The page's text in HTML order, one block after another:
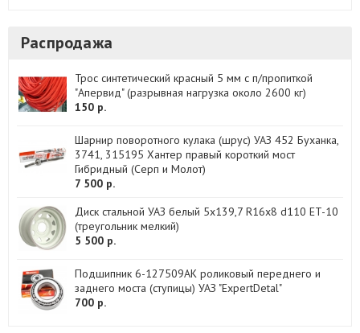
Распродажа
Трос синтетический красный 5 мм с п/пропиткой
"Апервид" (разрывная нагрузка около 2600 кг)
150 р.
Шарнир поворотного кулака (шрус) УАЗ 452 Буханка,
3741, 315195 Хантер правый короткий мост
Гибридный (Серп и Молот)
7 500 р.
Диск стальной УАЗ белый 5x139,7 R16x8 d110 ET-10
(треугольник мелкий)
5 500 р.
Подшипник 6-127509АК роликовый переднего и
заднего моста (ступицы) УАЗ "ExpertDetal"
700 р.